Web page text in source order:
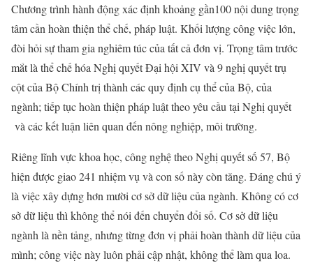
Chương trình hành động xác định khoảng gần100 nội dung trọng
tâm cần hoàn thiện thể chế, pháp luật. Khối lượng công việc lớn,
đòi hỏi sự tham gia nghiêm túc của tất cả đơn vị. Trọng tâm trước
mắt là thể chế hóa Nghị quyết Đại hội XIV và 9 nghị quyết trụ
cột của Bộ Chính trị thành các quy định cụ thể của Bộ, của
ngành; tiếp tục hoàn thiện pháp luật theo yêu cầu tại Nghị quyết
và các kết luận liên quan đến nông nghiệp, môi trường.
Riêng lĩnh vực khoa học, công nghệ theo Nghị quyết số 57, Bộ
hiện được giao 241 nhiệm vụ và con số này còn tăng. Đáng chú ý
là việc xây dựng hơn mười cơ sở dữ liệu của ngành. Không có cơ
sở dữ liệu thì không thể nói đến chuyển đổi số. Cơ sở dữ liệu
ngành là nền tảng, nhưng từng đơn vị phải hoàn thành dữ liệu của
mình; công việc này luôn phải cập nhật, không thể làm qua loa.